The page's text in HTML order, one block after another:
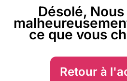
Désolé,
ce que vous
Retour à